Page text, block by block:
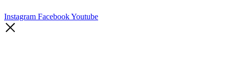
Instagram FacebookYoutube